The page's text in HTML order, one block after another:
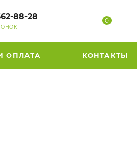
88-28 0
ОПЛАТА КОНТАКТЫ